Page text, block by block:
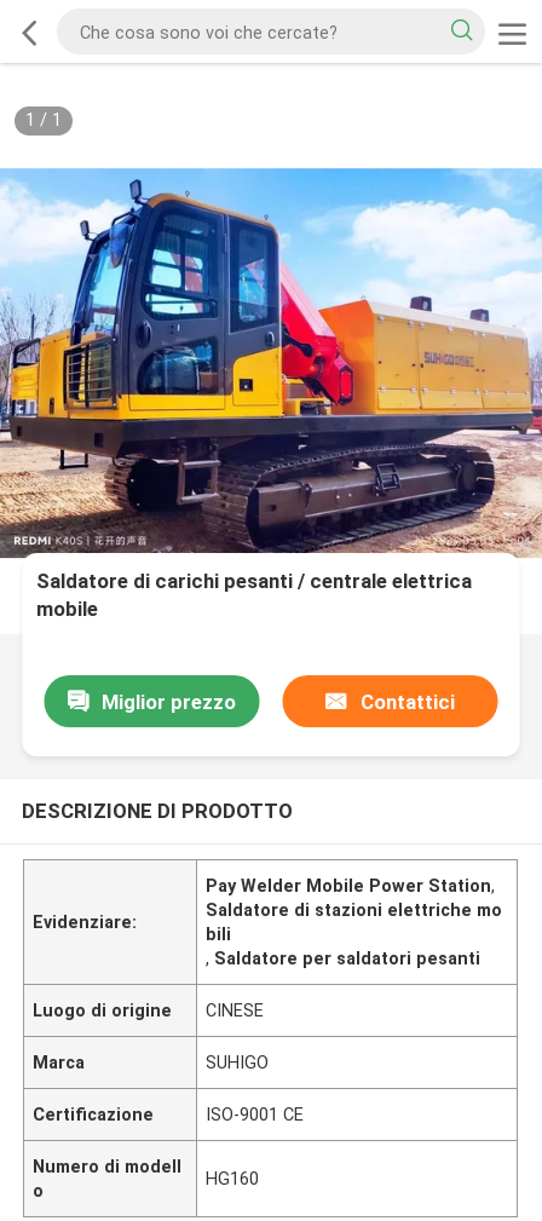
1 / 1
Saldatore di carichi pesanti / centrale elettrica
mobile
Miglior prezzo Contattici
DESCRIZIONE DI PRODOTTO
Evidenziare:
Pay Welder Mobile Power Station,
Saldatore di stazioni elettriche mo
bili
, Saldatore per saldatori pesanti
Luogo di origine CINESE
Marca SUHIGO
Certificazione ISO-9001 CE
Numero di modell
o
HG160